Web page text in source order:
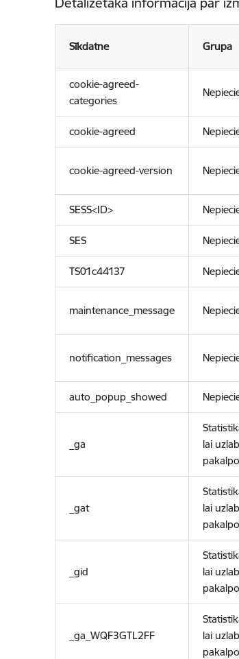
Sīkdatne Grupa
cookie-agreed-
categories
cookie-agreed
cookie-agreed-version
SESS<ID>
SES
TS01c44137
maintenance_message
notification_messages
auto_popup_showed
_ga
lai
_gat
lai
_gid
lai
_ga_WQF3GTL2FF
lai